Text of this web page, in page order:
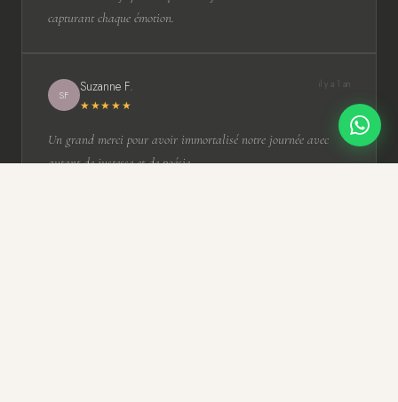
capturant chaque émotion.
SF
Suzanne F.
★★★★★
il y a 1 an
Un grand merci pour avoir immortalisé notre journée avec
autant de justesse et de poésie.